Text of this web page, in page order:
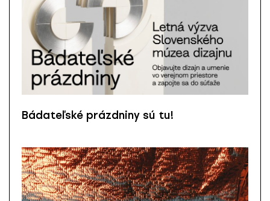
Bádateľské prázdniny sú tu!